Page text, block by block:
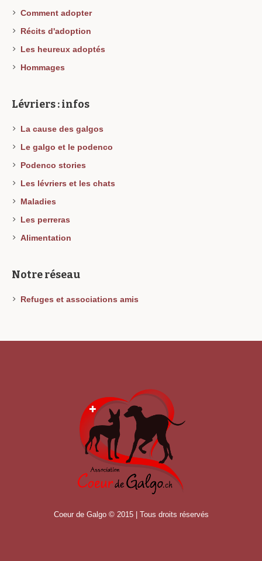
Comment adopter
Récits d'adoption
Les heureux adoptés
Hommages
Lévriers : infos
La cause des galgos
Le galgo et le podenco
Podenco stories
Les lévriers et les chats
Maladies
Les perreras
Alimentation
Notre réseau
Refuges et associations amis
Coeur de Galgo © 2015 | Tous droits réservés